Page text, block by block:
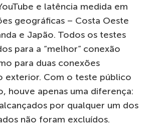
e latência medida em
geográficas – Costa Oeste
e Japão. Todos os testes
para a “melhor” conexão
para duas conexões
exterior. Com o teste público
houve apenas uma diferença:
por qualquer um dos
não foram excluídos.